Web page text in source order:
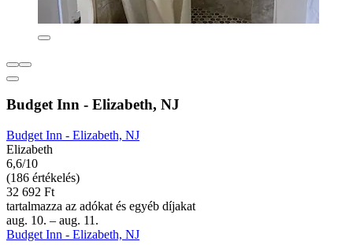
Budget Inn - Elizabeth, NJ
Budget Inn - Elizabeth, NJ
Elizabeth
6,6/10
(186 értékelés)
32 692 Ft
tartalmazza az adókat és egyéb díjakat
aug. 10. – aug. 11.
Budget Inn - Elizabeth, NJ